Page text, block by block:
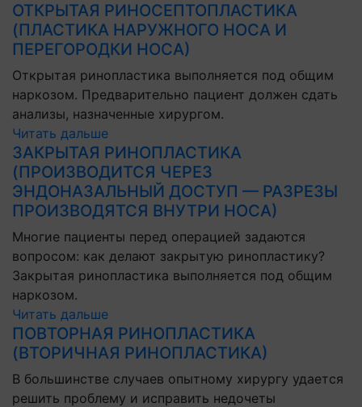
ОТКРЫТАЯ РИНОСЕПТОПЛАСТИКА
(ПЛАСТИКА НАРУЖНОГО НОСА И
ПЕРЕГОРОДКИ НОСА)
Открытая ринопластика выполняется под общим
наркозом. Предварительно пациент должен сдать
анализы, назначенные хирургом.
Читать дальше
ЗАКРЫТАЯ РИНОПЛАСТИКА
(ПРОИЗВОДИТСЯ ЧЕРЕЗ
ЭНДОНАЗАЛЬНЫЙ ДОСТУП — РАЗРЕЗЫ
ПРОИЗВОДЯТСЯ ВНУТРИ НОСА)
Многие пациенты перед операцией задаются
вопросом: как делают закрытую ринопластику?
Закрытая ринопластика выполняется под общим
наркозом.
Читать дальше
ПОВТОРНАЯ РИНОПЛАСТИКА
(ВТОРИЧНАЯ РИНОПЛАСТИКА)
В большинстве случаев опытному хирургу удается
решить проблему и исправить недочеты